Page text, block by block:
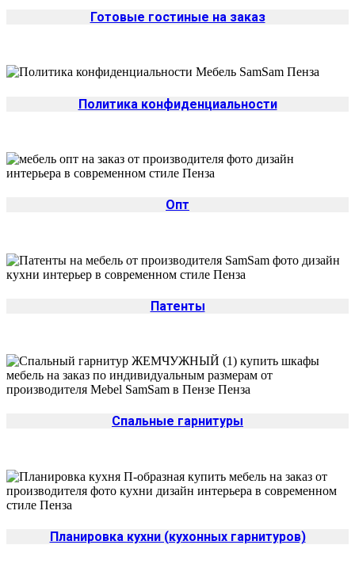
Готовые гостиные на заказ
Политика конфиденциальности
Опт
Патенты
Спальные гарнитуры
Планировка кухни (кухонных гарнитуров)